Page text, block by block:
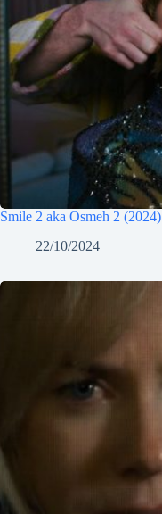
Smile 2 aka Osmeh 2 (2024)
22/10/2024